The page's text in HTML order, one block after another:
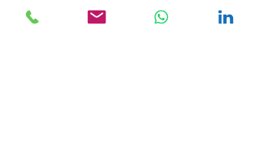
rendez-vous)